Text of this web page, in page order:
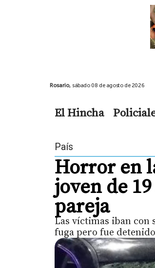
Rosario, sábado 08 de agosto de 2026
El Hincha
País
Horror en
joven de
pareja
Las víctimas iban con
fuga pero fue detenido